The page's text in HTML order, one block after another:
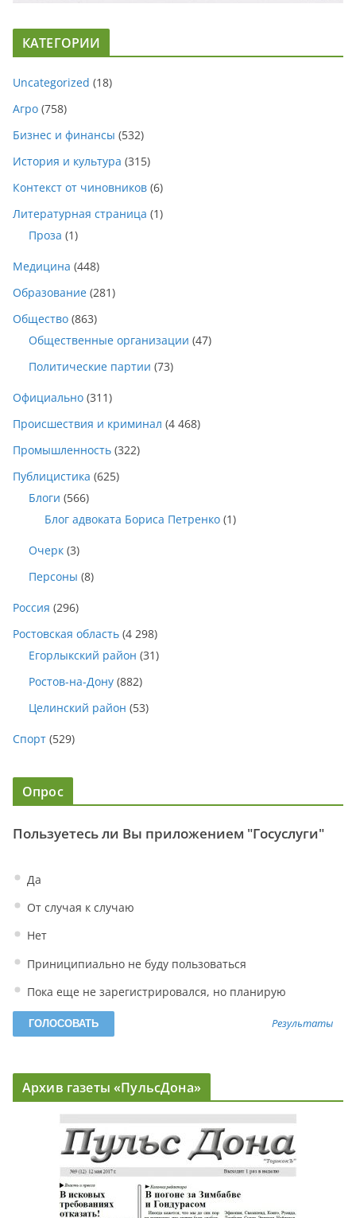
КАТЕГОРИИ
Uncategorized (18)
Агро (758)
Бизнес и финансы (532)
История и культура (315)
Контекст от чиновников (6)
Литературная страница (1)
Проза (1)
Медицина (448)
Образование (281)
Общество (863)
Общественные организации (47)
Политические партии (73)
Официально (311)
Происшествия и криминал (4 468)
Промышленность (322)
Публицистика (625)
Блоги (566)
Блог адвоката Бориса Петренко (1)
Очерк (3)
Персоны (8)
Россия (296)
Ростовская область (4 298)
Егорлыкский район (31)
Ростов-на-Дону (882)
Целинский район (53)
Спорт (529)
Опрос
Пользуетесь ли Вы приложением "Госуслуги"
Да
От случая к случаю
Нет
Приниципиально не буду пользоваться
Пока еще не зарегистрировался, но планирую
Результаты
Архив газеты «ПульсДона»